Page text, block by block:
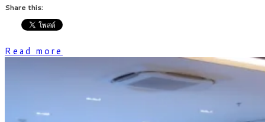
Share this:
Read more